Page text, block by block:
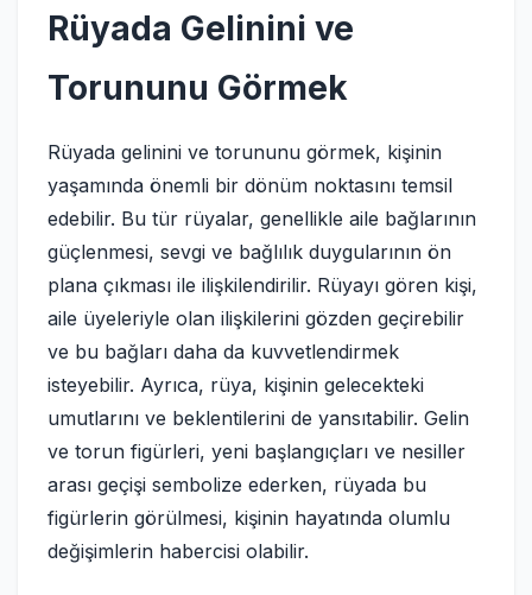
Rüyada Gelinini ve
Torununu Görmek
Rüyada gelinini ve torununu görmek, kişinin
yaşamında önemli bir dönüm noktasını temsil
edebilir. Bu tür rüyalar, genellikle aile bağlarının
güçlenmesi, sevgi ve bağlılık duygularının ön
plana çıkması ile ilişkilendirilir. Rüyayı gören kişi,
aile üyeleriyle olan ilişkilerini gözden geçirebilir
ve bu bağları daha da kuvvetlendirmek
isteyebilir. Ayrıca, rüya, kişinin gelecekteki
umutlarını ve beklentilerini de yansıtabilir. Gelin
ve torun figürleri, yeni başlangıçları ve nesiller
arası geçişi sembolize ederken, rüyada bu
figürlerin görülmesi, kişinin hayatında olumlu
değişimlerin habercisi olabilir.